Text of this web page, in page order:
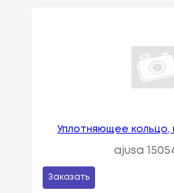
Уплотняющее кольцо,
ajusa
Заказать